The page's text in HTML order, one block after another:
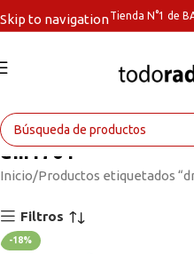
Skip to navigationTienda N°1 de
dm1701
Inicio Productos etiquetados
Filtros
-18%